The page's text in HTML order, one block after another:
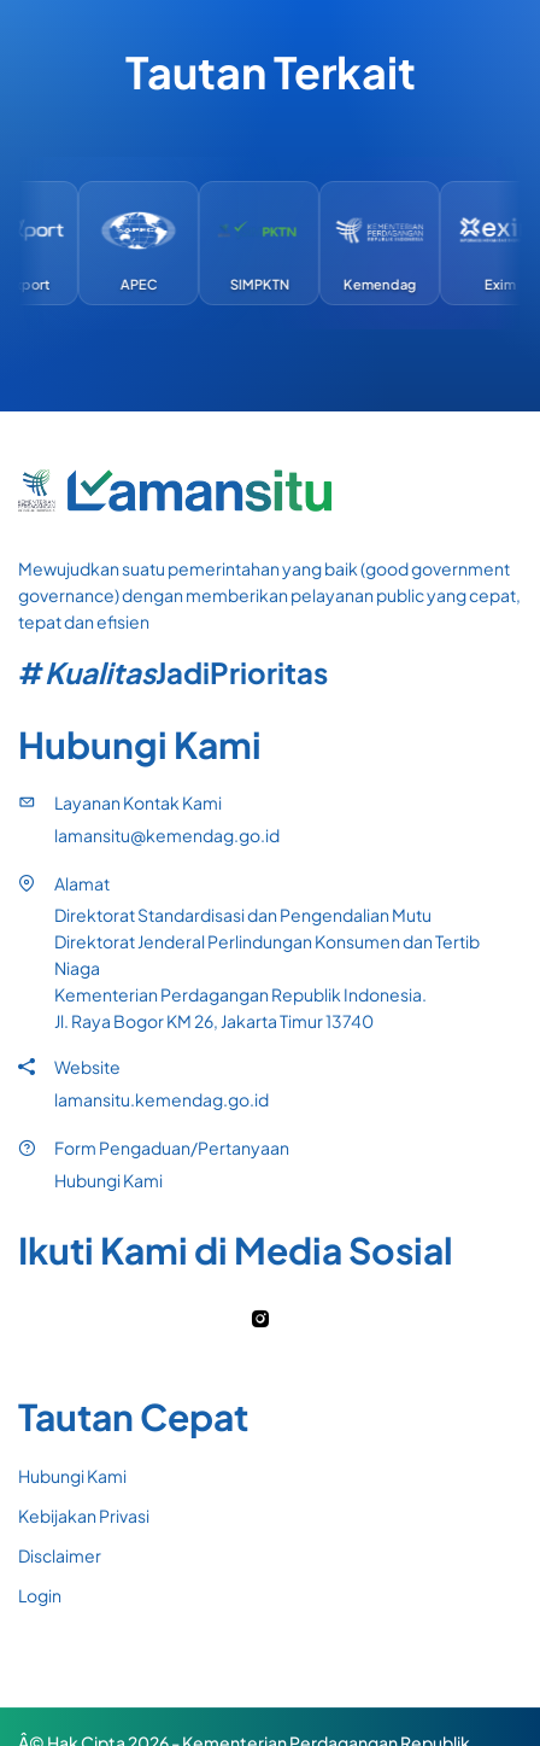
Tautan Terkait
APEC SIMPKTN Kemendag
Mewujudkan suatu pemerintahan yang baik (good government
governance) dengan memberikan pelayanan public yang cepat,
tepat dan efisien
#KualitasJadiPrioritas
Hubungi Kami
Layanan Kontak Kami
lamansitu@kemendag.go.id
Alamat
Direktorat Standardisasi dan Pengendalian Mutu
Direktorat Jenderal Perlindungan Konsumen dan Tertib
Niaga
Kementerian Perdagangan Republik Indonesia.
Jl. Raya Bogor KM 26, Jakarta Timur 13740
Website
lamansitu.kemendag.go.id
Form Pengaduan/Pertanyaan
Hubungi Kami
Ikuti Kami di Media Sosial
Tautan Cepat
Hubungi Kami
Kebijakan Privasi
Disclaimer
Login